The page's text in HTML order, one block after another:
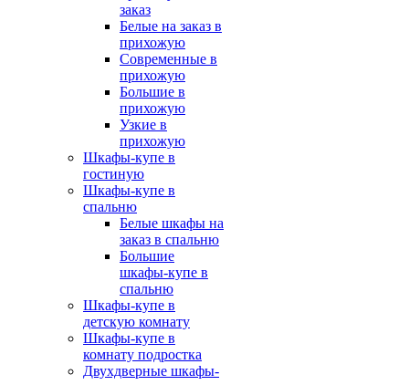
заказ
Белые на заказ в
прихожую
Современные в
прихожую
Большие в
прихожую
Узкие в
прихожую
Шкафы-купе в
гостиную
Шкафы-купе в
спальню
Белые шкафы на
заказ в спальню
Большие
шкафы-купе в
спальню
Шкафы-купе в
детскую комнату
Шкафы-купе в
комнату подростка
Двухдверные шкафы-